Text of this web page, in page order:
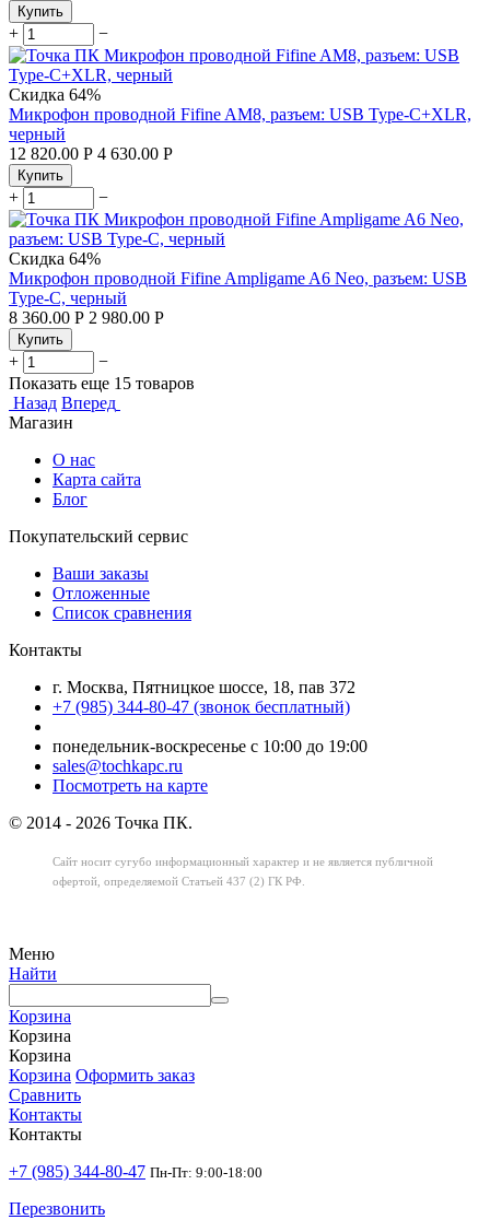
Купить
+ −
Скидка 64%
Микрофон проводной Fifine AM8, разъем: USB Type-C+XLR,
черный
12 820.00 Р 4 630.00 Р
Купить
+ −
Скидка 64%
Микрофон проводной Fifine Ampligame A6 Neo, разъем: USB
Type-C, черный
8 360.00 Р 2 980.00 Р
Купить
+
−
Показать еще 15 товаров
Назад Вперед
Магазин
О нас
Карта сайта
Блог
Покупательский сервис
Ваши заказы
Отложенные
Список сравнения
Контакты
г. Москва, Пятницкое шоссе, 18, пав 372
+7 (985) 344-80-47 (звонок бесплатный)
понедельник-воскресенье с 10:00 до 19:00
sales@tochkapc.ru
Посмотреть на карте
© 2014 - 2026 Точка ПК.
Сайт носит сугубо информационный характер и не является публичной
офертой, определяемой Статьей 437 (2) ГК РФ.
Меню
Найти
Корзина
Корзина
Корзина
Корзина Оформить заказ
Сравнить
Контакты
Контакты
+7 (985) 344-80-47 Пн-Пт: 9:00-18:00
Перезвонить